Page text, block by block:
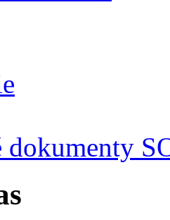
dokumenty